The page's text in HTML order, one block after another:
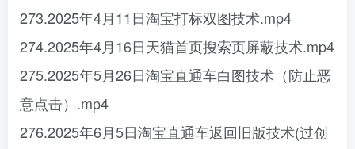
273.2025年4月11日淘宝打标双图技术.mp4
274.2025年4月16日天猫首页搜索页屏蔽技术.mp4
275.2025年5月26日淘宝直通车白图技术（防止恶
意点击）.mp4
276.2025年6月5日淘宝直通车返回旧版技术(过创